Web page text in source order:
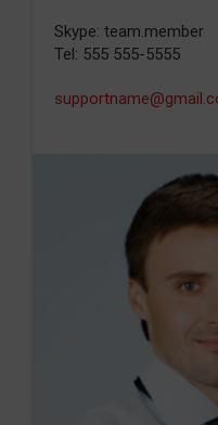
Skype: team.member
Tel: 555 555-5555